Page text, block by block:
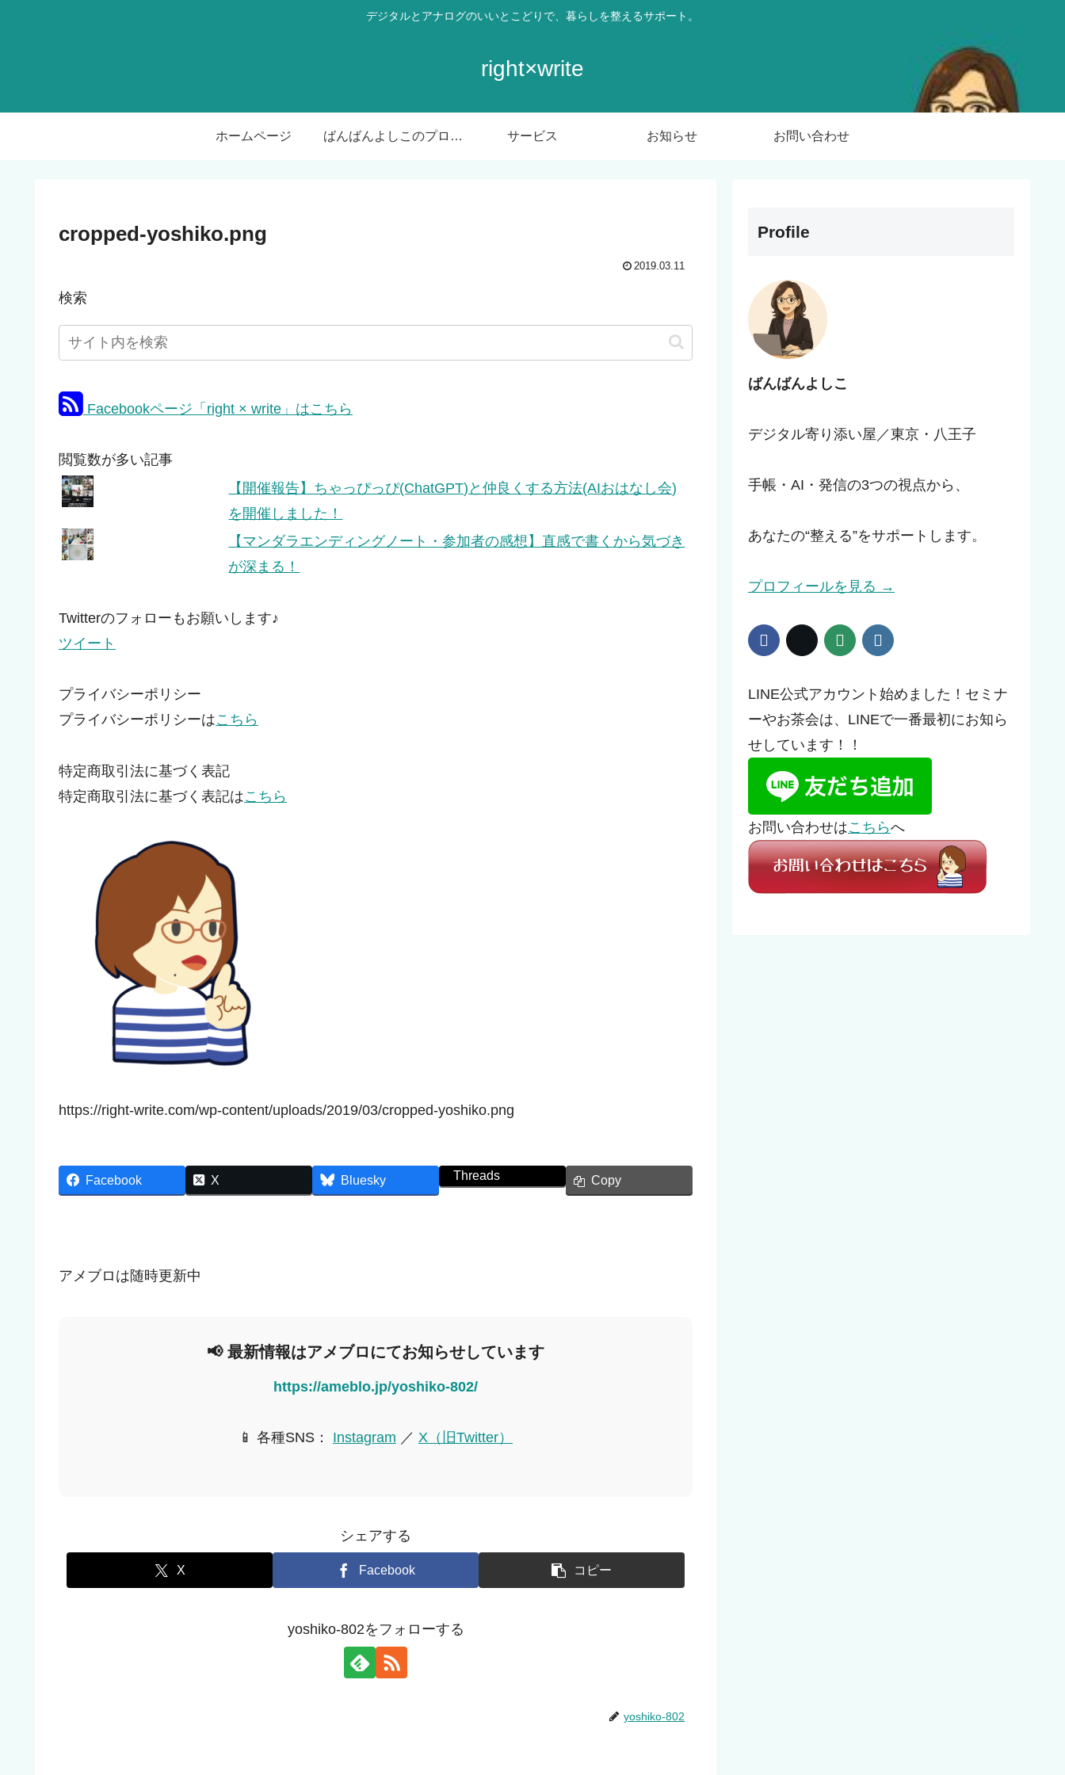
デジタルとアナログのいいとこどりで、暮らしを整えるサポート。
right×write
ホームページ ばんばんよしこのプロフィール サービス お知らせ お問い合わせ
cropped-yoshiko.png
2019.03.11
検索
Facebookページ「right × write」はこちら
閲覧数が多い記事
【開催報告】ちゃっぴっぴ(ChatGPT)と仲良くする方法(AIおはなし会)
を開催しました！
【マンダラエンディングノート・参加者の感想】直感で書くから気づき
が深まる！
Twitterのフォローもお願いします♪
ツイート
プライバシーポリシー
プライバシーポリシーはこちら
特定商取引法に基づく表記
特定商取引法に基づく表記はこちら
https://right-write.com/wp-content/uploads/2019/03/cropped-yoshiko.png
Facebook X Bluesky Threads Copy
アメブロは随時更新中
📢 最新情報はアメブロにてお知らせしています
https://ameblo.jp/yoshiko-802/
📱 各種SNS： Instagram ／ X（旧Twitter）
シェアする
X Facebook コピー
yoshiko-802をフォローする
yoshiko-802
Profile
ばんばんよしこ
デジタル寄り添い屋／東京・八王子
手帳・AI・発信の3つの視点から、
あなたの“整える”をサポートします。
プロフィールを見る →
LINE公式アカウント始めました！セミナ
ーやお茶会は、LINEで一番最初にお知ら
せしています！！
お問い合わせはこちらへ